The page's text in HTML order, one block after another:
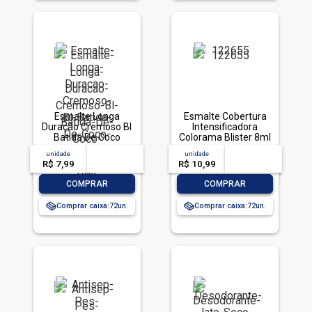
Esmalte Longa
Duração Cremoso Bl
Batida De Coco
Colorama 8Ml
unidade
R$ 7,99
COMPRAR
Comprar caixa:72
Esmalte Cobertura
Intensificadora
Colorama Blister 8ml
unidade
R$ 10,99
COMPRAR
Comprar caixa:72